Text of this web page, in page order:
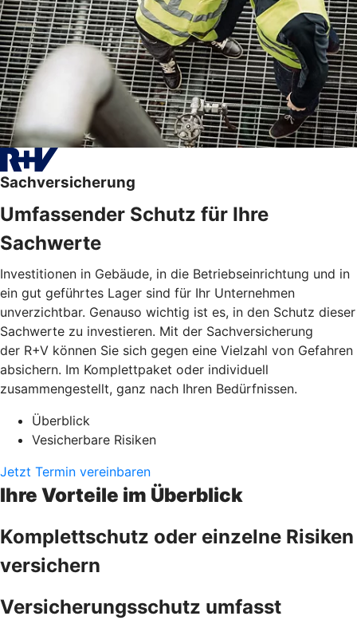
Sachversicherung
Umfassender Schutz für Ihre
Sachwerte
Investitionen in Gebäude, in die Betriebseinrichtung und in
ein gut geführtes Lager sind für Ihr Unternehmen
unverzichtbar. Genauso wichtig ist es, in den Schutz dieser
Sachwerte zu investieren. Mit der Sachversicherung
der R+V können Sie sich gegen eine Vielzahl von Gefahren
absichern. Im Komplettpaket oder individuell
zusammengestellt, ganz nach Ihren Bedürfnissen.
Überblick
Vesicherbare Risiken
Jetzt Termin vereinbaren
Ihre Vorteile im Überblick
Komplettschutz oder einzelne Risiken
versichern
Versicherungsschutz umfasst